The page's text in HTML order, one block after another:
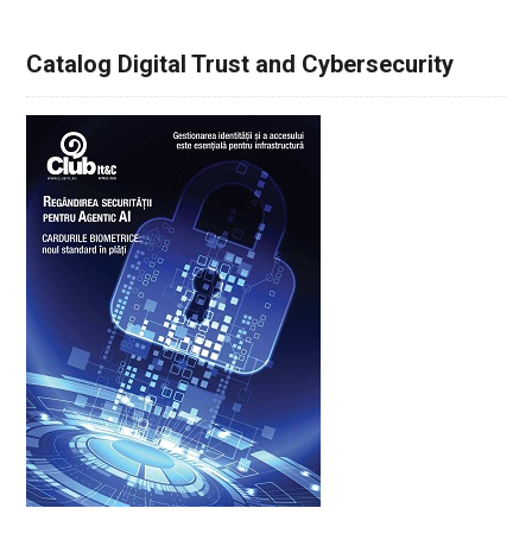
Catalog Digital Trust and Cybersecurity